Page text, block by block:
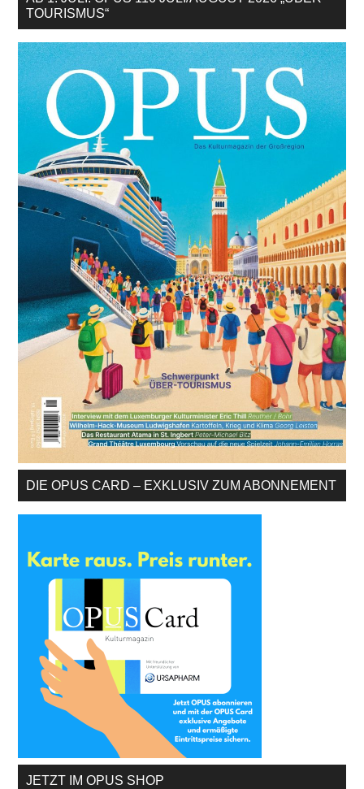
TOURISMUS“
DIE OPUS CARD – EXKLUSIV ZUM ABONNEMENT
JETZT IM OPUS SHOP